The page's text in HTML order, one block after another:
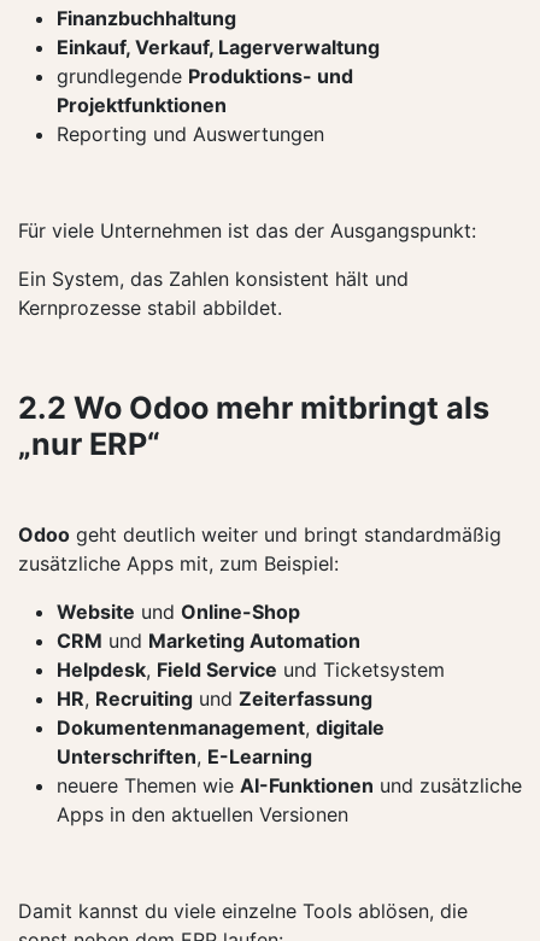
Finanzbuchhaltung
Einkauf, Verkauf, Lagerverwaltung
grundlegende Produktions- und
Projektfunktionen
Reporting und Auswertungen
Für viele Unternehmen ist das der Ausgangspunkt:
Ein System, das Zahlen konsistent hält und
Kernprozesse stabil abbildet.
2.2 Wo Odoo mehr mitbringt als
„nur ERP“
Odoo geht deutlich weiter und bringt standardmäßig
zusätzliche Apps mit, zum Beispiel:
Website und Online-Shop
CRM und Marketing Automation
Helpdesk, Field Service und Ticketsystem
HR, Recruiting und Zeiterfassung
Dokumentenmanagement, digitale
Unterschriften, E-Learning
neuere Themen wie AI-Funktionen und zusätzliche
Apps in den aktuellen Versionen
Damit kannst du viele einzelne Tools ablösen, die